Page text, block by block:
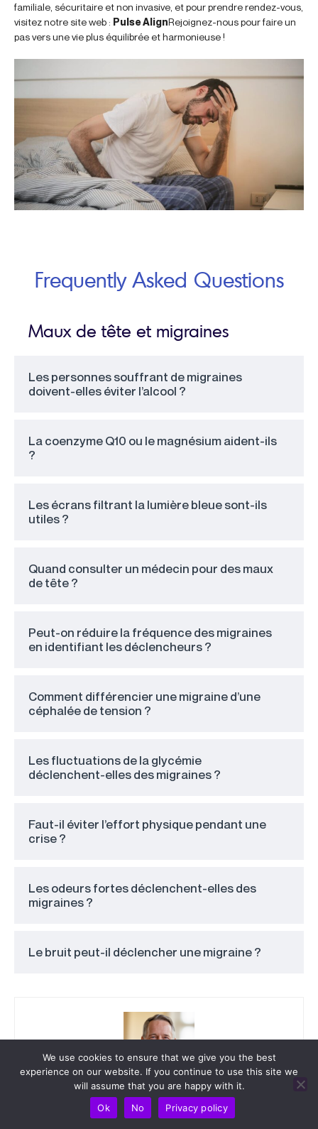
familiale, sécuritaire et non invasive, et pour prendre rendez-vous,
visitez notre site web : Pulse AlignRejoignez-nous pour faire un
pas vers une vie plus équilibrée et harmonieuse !
Frequently Asked Questions
Maux de tête et migraines
Les personnes souffrant de migraines
doivent-elles éviter l’alcool ?
La coenzyme Q10 ou le magnésium aident-ils
?
Les écrans filtrant la lumière bleue sont-ils
utiles ?
Quand consulter un médecin pour des maux
de tête ?
Peut-on réduire la fréquence des migraines
en identifiant les déclencheurs ?
Comment différencier une migraine d’une
céphalée de tension ?
Les fluctuations de la glycémie
déclenchent-elles des migraines ?
Faut-il éviter l’effort physique pendant une
crise ?
Les odeurs fortes déclenchent-elles des
migraines ?
Le bruit peut-il déclencher une migraine ?
SimonBertrand
We use cookies to ensure that we give you the best
experience on our website. If you continue to use this site we
will assume that you are happy with it.
Ok
No Privacy policy